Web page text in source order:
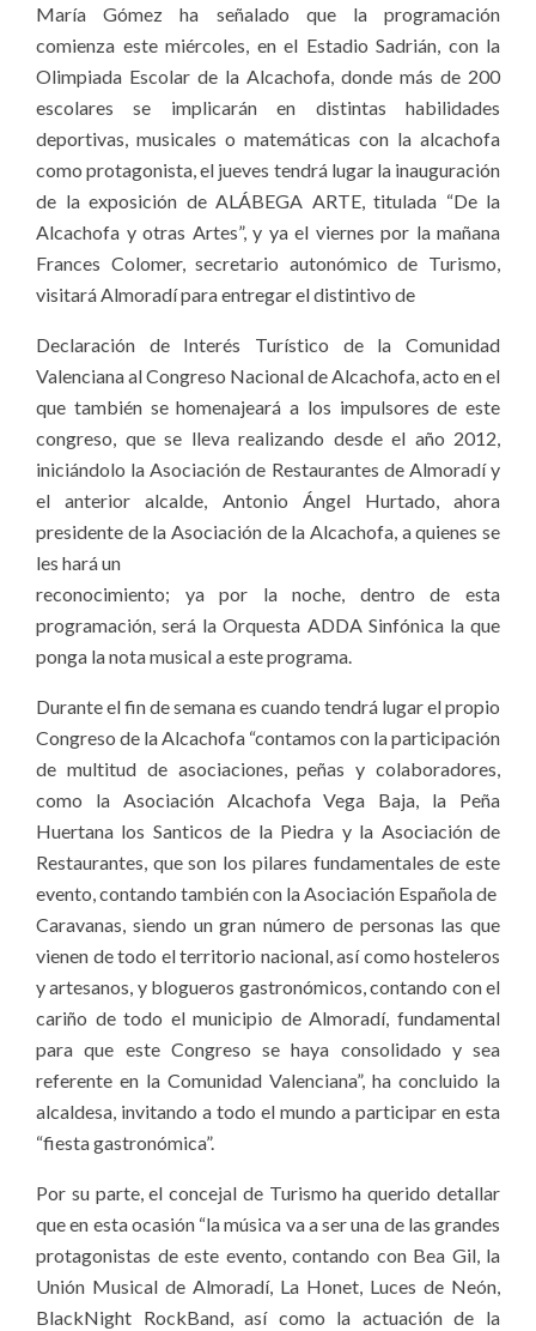
María Gómez ha señalado que la programación
comienza este miércoles, en el Estadio Sadrián, con la
Olimpiada Escolar de la Alcachofa, donde más de 200
escolares se implicarán en distintas habilidades
deportivas, musicales o matemáticas con la alcachofa
como protagonista, el jueves tendrá lugar la inauguración
de la exposición de ALÁBEGA ARTE, titulada “De la
Alcachofa y otras Artes”, y ya el viernes por la mañana
Frances Colomer, secretario autonómico de Turismo,
visitará Almoradí para entregar el distintivo de
Declaración de Interés Turístico de la Comunidad
Valenciana al Congreso Nacional de Alcachofa, acto en el
que también se homenajeará a los impulsores de este
congreso, que se lleva realizando desde el año 2012,
iniciándolo la Asociación de Restaurantes de Almoradí y
el anterior alcalde, Antonio Ángel Hurtado, ahora
presidente de la Asociación de la Alcachofa, a quienes se
les hará un
reconocimiento; ya por la noche, dentro de esta
programación, será la Orquesta ADDA Sinfónica la que
ponga la nota musical a este programa.
Durante el fin de semana es cuando tendrá lugar el propio
Congreso de la Alcachofa “contamos con la participación
de multitud de asociaciones, peñas y colaboradores,
como la Asociación Alcachofa Vega Baja, la Peña
Huertana los Santicos de la Piedra y la Asociación de
Restaurantes, que son los pilares fundamentales de este
evento, contando también con la Asociación Española de
Caravanas, siendo un gran número de personas las que
vienen de todo el territorio nacional, así como hosteleros
y artesanos, y blogueros gastronómicos, contando con el
cariño de todo el municipio de Almoradí, fundamental
para que este Congreso se haya consolidado y sea
referente en la Comunidad Valenciana”, ha concluido la
alcaldesa, invitando a todo el mundo a participar en esta
“fiesta gastronómica”.
Por su parte, el concejal de Turismo ha querido detallar
que en esta ocasión “la música va a ser una de las grandes
protagonistas de este evento, contando con Bea Gil, la
Unión Musical de Almoradí, La Honet, Luces de Neón,
BlackNight RockBand, así como la actuación de la